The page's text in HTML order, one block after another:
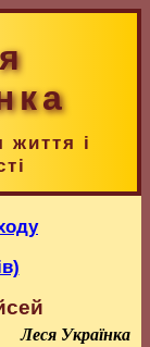
життя і
Леся Українка